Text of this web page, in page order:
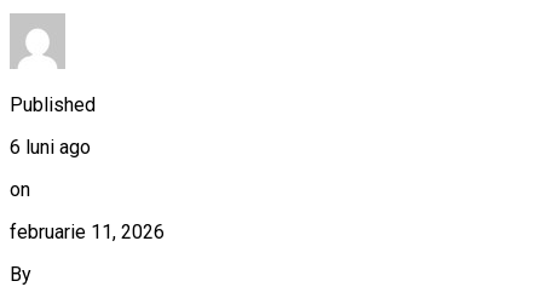
Published
6 luni ago
on
februarie 11, 2026
By